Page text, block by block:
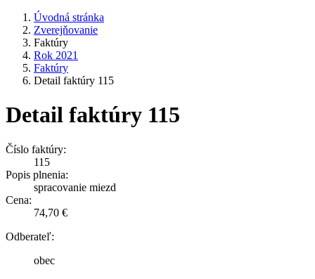
Úvodná stránka
Zverejňovanie
Faktúry
Rok 2021
Faktúry
Detail faktúry 115
Detail faktúry 115
Číslo faktúry:
115
Popis plnenia:
spracovanie miezd
Cena:
74,70 €
Odberateľ:
obec